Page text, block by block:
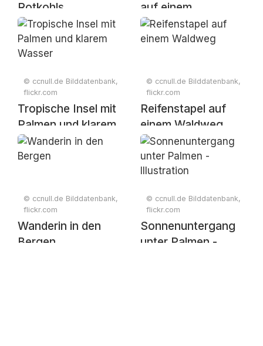
Rotkohls
auf einem
landschaftlichen
Weg
© ccnull.de Bilddatenbank,
flickr.com
Tropische Insel mit
Palmen und klarem
Wasser
© ccnull.de Bilddatenbank,
flickr.com
Reifenstapel auf
einem Waldweg
© ccnull.de Bilddatenbank,
flickr.com
Wanderin in den
Bergen
© ccnull.de Bilddatenbank,
flickr.com
Sonnenuntergang
unter Palmen -